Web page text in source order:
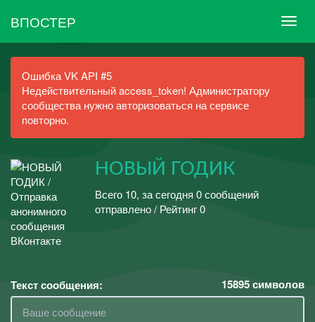
ВПОСТЕР
Ошибка VK API #5
Недействительный access_token! Администратору
сообщества нужно авторизоваться на сервисе
повторно.
НОВЫЙ ГОДИК
Всего 10, за сегодня 0 сообщений
отправлено / Рейтинг 0
Текст сообщения: 15895символов